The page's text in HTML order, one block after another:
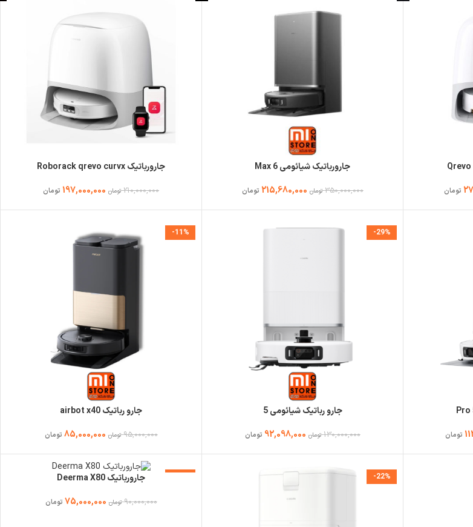
تومان
جارورباتیک شیائومی 6 Max
350,000,000 تومان 215,680,000 تومان
جارورباتیک Roborack qrevo curvx
210,000,000 تومان 197,000,000 تومان
تومان
-29%
جارو رباتیک شیائومی 5
130,000,000 تومان 92,098,000 تومان
-11%
جارو رباتیک airbot x40
95,000,000 تومان 85,000,000 تومان
-22% جارورباتیک Deerma X80
90,000,000 تومان 75,000,000 تومان